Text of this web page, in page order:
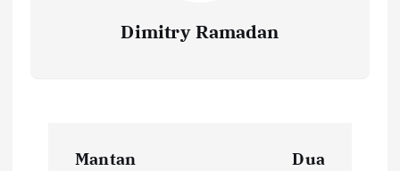
Dimitry Ramadan
Mantan
Dua